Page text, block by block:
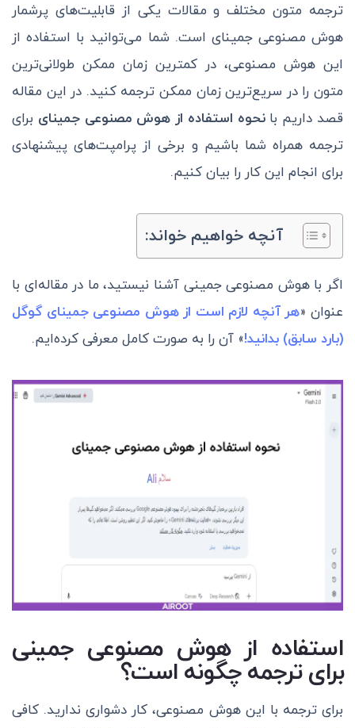
ترجمه متون مختلف و مقالات یکی از قابلیت‌های پرشمار
هوش مصنوعی جمینای است. شما می‌توانید با استفاده از
این هوش مصنوعی، در کمترین زمان ممکن طولانی‌ترین
متون را در سریع‌ترین زمان ممکن ترجمه کنید. در این مقاله
قصد داریم بانحوه استفاده از هوش مصنوعی جمینای برای
ترجمه همراه شما باشیم و برخی از پرامپت‌های پیشنهادی
برای انجام این کار را بیان کنیم.
آنچه خواهیم خواند:
اگر با هوش مصنوعی جمینی آشنا نیستید، ما در مقاله‌ای با
عنوان «هر آنچه لازم است از هوش مصنوعی جمینای گوگل
(بارد سابق) بدانید!» آن را به صورت کامل معرفی کرده‌ایم.
استفاده از هوش مصنوعی جمینی
برای ترجمه چگونه است؟
برای ترجمه با این هوش مصنوعی، کار دشواری ندارید. کافی